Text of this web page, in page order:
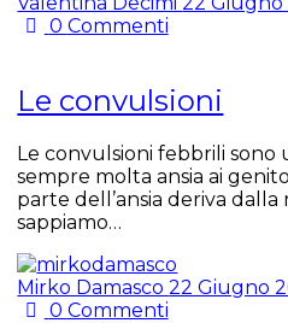
0 Commenti
Le convulsioni
Le convulsioni febbrili
sempre molta ansia ai
parte dell’ansia deriva
sappiamo…
Mirko Damasco22 Giugno
0 Commenti